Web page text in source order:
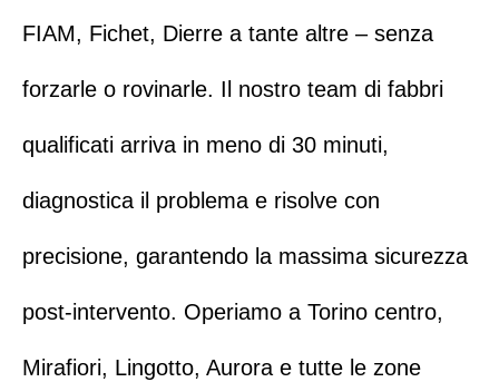
FIAM, Fichet, Dierre a tante altre – senza
forzarle o rovinarle. Il nostro team di fabbri
qualificati arriva in meno di 30 minuti,
diagnostica il problema e risolve con
precisione, garantendo la massima sicurezza
post-intervento. Operiamo a Torino centro,
Mirafiori, Lingotto, Aurora e tutte le zone